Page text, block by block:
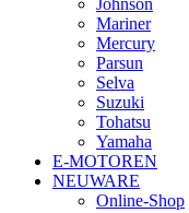
Johnson
Mariner
Mercury
Parsun
Selva
Suzuki
Tohatsu
Yamaha
E-MOTOREN
NEUWARE
Online-Shop